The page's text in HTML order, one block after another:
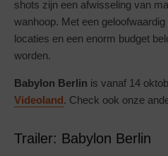
shots zijn een afwisseling van
wanhoop. Met een
locaties en een enorm budget
worden.
Babylon Berlin is vanaf 14
Videoland. Check ook onze
Trailer: Babylon Berlin